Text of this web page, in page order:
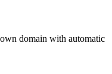
domain with automatic